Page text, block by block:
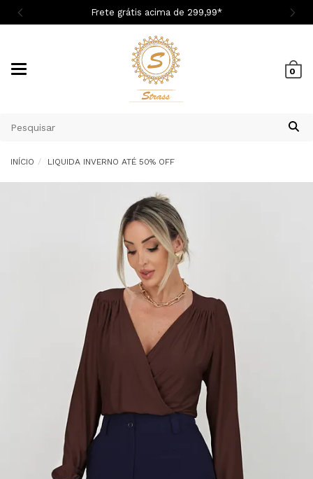
Frete grátis acima de 299,99*
0
INÍCIO LIQUIDA INVERNO ATÉ 50% OFF